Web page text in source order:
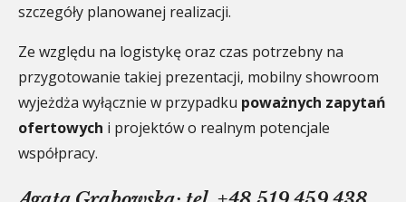
szczegóły planowanej realizacji.
Ze względu na logistykę oraz czas potrzebny na
przygotowanie takiej prezentacji, mobilny showroom
wyjeżdża wyłącznie w przypadku poważnych zapytań
ofertowych i projektów o realnym potencjale
współpracy.